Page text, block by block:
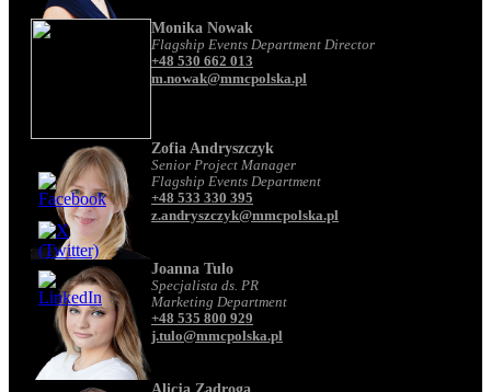
Monika Nowak
Flagship Events Department Director
+48 530 662 013
m.nowak@mmcpolska.pl
Zofia Andryszczyk
Senior Project Manager
Flagship Events Department
+48 533 330 395
z.andryszczyk@mmcpolska.pl
Joanna Tulo
Specjalista ds. PR
Marketing Department
+48 535 800 929
j.tulo@mmcpolska.pl